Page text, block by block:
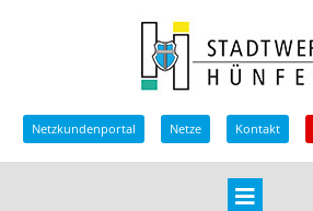
Netzkundenportal Netze Kontakt
Main